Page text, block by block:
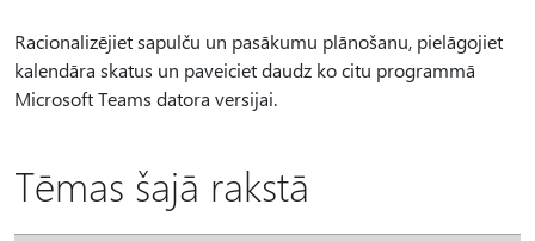
Racionalizējiet sapulču un pasākumu plānošanu, pielāgojiet
kalendāra skatus un paveiciet daudz ko citu programmā
Microsoft Teams datora versijai.
Tēmas šajā rakstā